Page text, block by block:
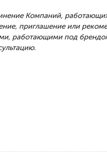
Компаний,
приглашение или
работающими под